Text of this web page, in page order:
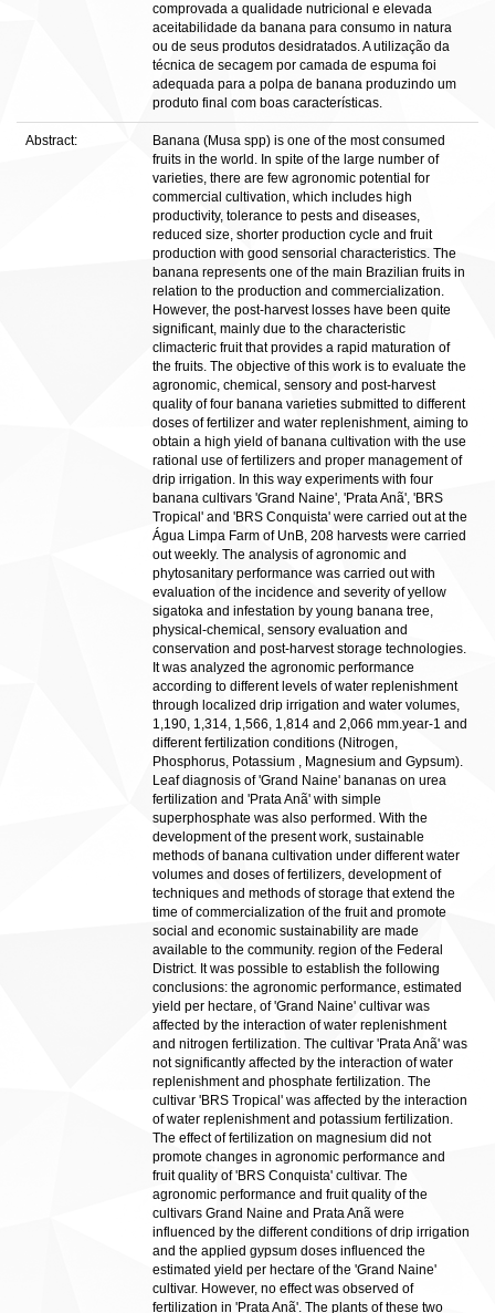
comprovada a qualidade nutricional e elevada
aceitabilidade da banana para consumo in natura
ou de seus produtos desidratados. A utilização da
técnica de secagem por camada de espuma foi
adequada para a polpa de banana produzindo um
produto final com boas características.
Abstract:
Banana (Musa spp) is one of the most consumed
fruits in the world. In spite of the large number of
varieties, there are few agronomic potential for
commercial cultivation, which includes high
productivity, tolerance to pests and diseases,
reduced size, shorter production cycle and fruit
production with good sensorial characteristics. The
banana represents one of the main Brazilian fruits in
relation to the production and commercialization.
However, the post-harvest losses have been quite
significant, mainly due to the characteristic
climacteric fruit that provides a rapid maturation of
the fruits. The objective of this work is to evaluate the
agronomic, chemical, sensory and post-harvest
quality of four banana varieties submitted to different
doses of fertilizer and water replenishment, aiming to
obtain a high yield of banana cultivation with the use
rational use of fertilizers and proper management of
drip irrigation. In this way experiments with four
banana cultivars 'Grand Naine', 'Prata Anã', 'BRS
Tropical' and 'BRS Conquista' were carried out at the
Água Limpa Farm of UnB, 208 harvests were carried
out weekly. The analysis of agronomic and
phytosanitary performance was carried out with
evaluation of the incidence and severity of yellow
sigatoka and infestation by young banana tree,
physical-chemical, sensory evaluation and
conservation and post-harvest storage technologies.
It was analyzed the agronomic performance
according to different levels of water replenishment
through localized drip irrigation and water volumes,
1,190, 1,314, 1,566, 1,814 and 2,066 mm.year-1 and
different fertilization conditions (Nitrogen,
Phosphorus, Potassium , Magnesium and Gypsum).
Leaf diagnosis of 'Grand Naine' bananas on urea
fertilization and 'Prata Anã' with simple
superphosphate was also performed. With the
development of the present work, sustainable
methods of banana cultivation under different water
volumes and doses of fertilizers, development of
techniques and methods of storage that extend the
time of commercialization of the fruit and promote
social and economic sustainability are made
available to the community. region of the Federal
District. It was possible to establish the following
conclusions: the agronomic performance, estimated
yield per hectare, of 'Grand Naine' cultivar was
affected by the interaction of water replenishment
and nitrogen fertilization. The cultivar 'Prata Anã' was
not significantly affected by the interaction of water
replenishment and phosphate fertilization. The
cultivar 'BRS Tropical' was affected by the interaction
of water replenishment and potassium fertilization.
The effect of fertilization on magnesium did not
promote changes in agronomic performance and
fruit quality of 'BRS Conquista' cultivar. The
agronomic performance and fruit quality of the
cultivars Grand Naine and Prata Anã were
influenced by the different conditions of drip irrigation
and the applied gypsum doses influenced the
estimated yield per hectare of the 'Grand Naine'
cultivar. However, no effect was observed of
fertilization in 'Prata Anã'. The plants of these two